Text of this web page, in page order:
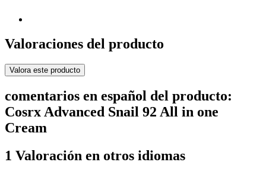
Valoraciones del producto
Valora este producto
comentarios en español del producto:
Cosrx Advanced Snail 92 All in one
Cream
1 Valoración en otros idiomas